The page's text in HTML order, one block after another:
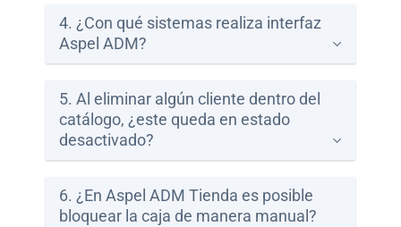
Centros
Atención
Telmex
4. ¿Con qué sistemas realiza interfaz
Aspel ADM?
5. Al eliminar algún cliente dentro del
catálogo, ¿este queda en estado
desactivado?
6. ¿En Aspel ADM Tienda es posible
bloquear la caja de manera manual?